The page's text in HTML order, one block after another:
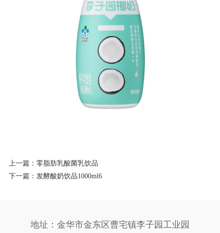
上一篇： 零脂肪乳酸菌乳饮品
下一篇： 发酵酸奶饮品1000ml6
地址：金华市金东区曹宅镇李子园工业园